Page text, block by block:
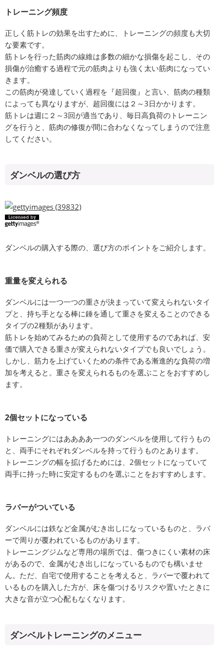
トレーニング頻度
正しく筋トレの効果を出すために、トレーニングの頻度も大切
な要素です。
筋トレを行った筋肉の線維は多数の細かな損傷を起こし、その
損傷が治癒する過程で元の筋肉よりも強く太い筋肉になってい
きます。
この筋肉が発達していく過程を『超回復』と言い、筋肉の種類
によっても異なりますが、超回復には２～3日かかります。
筋トレは週に２～3回が適当であり、毎日高負荷のトレーニン
グを行うと、筋肉の修復が間に合わなくなってしまうので注意
してください。
ダンベルの選び方
ダンベルの購入する際の、選び方のポイントをご紹介します。
重量を変えられる
ダンベルには一つ一つの重さが決まっていて変えられないタイ
プと、持ち手となる棒に錘を通して重さを変えることのできる
タイプの2種類があります。
筋トレを始めてみるための負荷として使用するのであれば、安
価で購入できる重さが変えられないタイプでも良いでしょう。
しかし、筋力を上げていくための条件である漸進的な負荷の増
加を考えると。重さを変えられるものを選ぶことをおすすめし
ます。
2個セットになっている
トレーニングにはああああ一つのダンベルを使用して行うもの
と、両手にそれぞれダンベルを持って行うものとあります。
トレーニングの幅を拡げるためには、2個セットになっていて
両手に持った時に安定するものを選ぶことをおすすめします。
ラバーがついている
ダンベルには鉄など金属がむき出しになっているものと、ラバ
ーで周りが覆われているものがあります。
トレーニングジムなど専用の場所では、傷つきにくい素材の床
があるので、金属がむき出しになっているものでも構いませ
ん。ただ、自宅で使用することを考えると、ラバーで覆われて
いるものを購入した方が、床を傷つけるリスクや置いたときに
大きな音が立つ心配もなくなります。
ダンベルトレーニングのメニュー